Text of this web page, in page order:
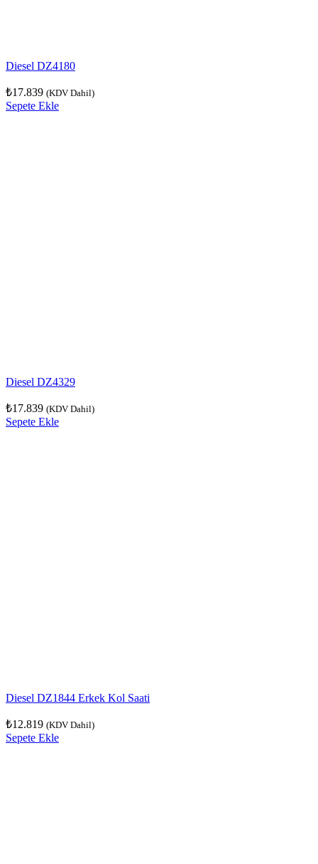
Diesel DZ4180
₺17.839 (KDV Dahil)
Sepete Ekle
Diesel DZ4329
₺17.839 (KDV Dahil)
Sepete Ekle
Diesel DZ1844 Erkek Kol Saati
₺12.819 (KDV Dahil)
Sepete Ekle